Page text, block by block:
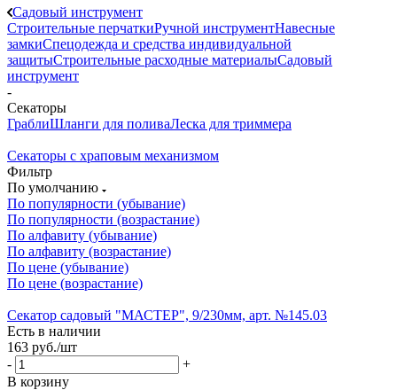
Садовый инструмент
Строительные перчаткиРучной инструментНавесные
замкиСпецодежда и средства индивидуальной
защитыСтроительные расходные материалыСадовый
инструмент
-
Секаторы
ГраблиШланги для поливаЛеска для триммера
Секаторы с храповым механизмом
Фильтр
По умолчанию
По популярности (убывание)
По популярности (возрастание)
По алфавиту (убывание)
По алфавиту (возрастание)
По цене (убывание)
По цене (возрастание)
Секатор садовый "МАСТЕР", 9/230мм, арт. №145.03
Есть в наличии
163 руб./шт
-
+
В корзину